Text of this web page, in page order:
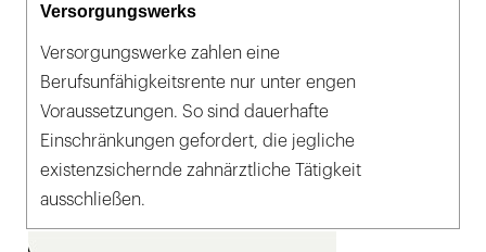
Versorgungswerks
Versorgungswerke zahlen eine
Berufsunfähigkeitsrente nur unter engen
Voraussetzungen. So sind dauerhafte
Einschränkungen gefordert, die jegliche
existenzsichernde zahnärztliche Tätigkeit
ausschließen.